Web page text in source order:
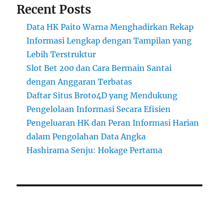
Recent Posts
Data HK Paito Warna Menghadirkan Rekap
Informasi Lengkap dengan Tampilan yang
Lebih Terstruktur
Slot Bet 200 dan Cara Bermain Santai
dengan Anggaran Terbatas
Daftar Situs Broto4D yang Mendukung
Pengelolaan Informasi Secara Efisien
Pengeluaran HK dan Peran Informasi Harian
dalam Pengolahan Data Angka
Hashirama Senju: Hokage Pertama